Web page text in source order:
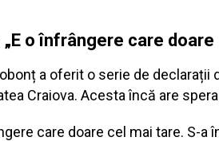
„E o înfrângere care doare
a oferit o serie de
Craiova. Acesta încă are
care doare cel mai tare. S-